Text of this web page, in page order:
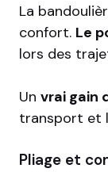
La
confort. Le
lors des
Un vrai gain
transport et
Pliage et